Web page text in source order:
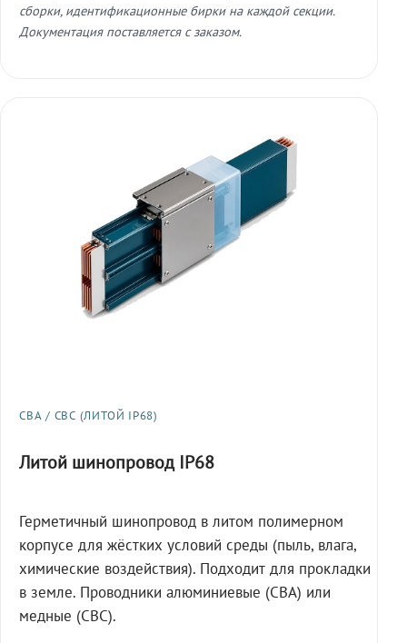
сборки, идентификационные бирки на каждой секции.
Документация поставляется с заказом.
СВА / СВС (ЛИТОЙ IP68)
Литой шинопровод IP68
Герметичный шинопровод в литом полимерном
корпусе для жёстких условий среды (пыль, влага,
химические воздействия). Подходит для прокладки
в земле. Проводники алюминиевые (СВА) или
медные (СВС).